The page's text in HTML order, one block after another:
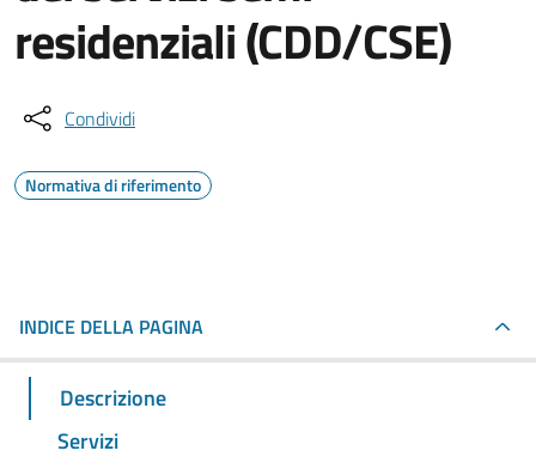
residenziali (CDD/CSE)
Condividi
Normativa di riferimento
INDICE DELLA PAGINA
Descrizione
Servizi